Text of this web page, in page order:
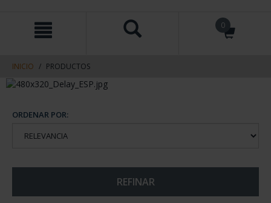
contenido
navegacin
0
INICIO PRODUCTOS
ORDENAR POR:
REFINAR